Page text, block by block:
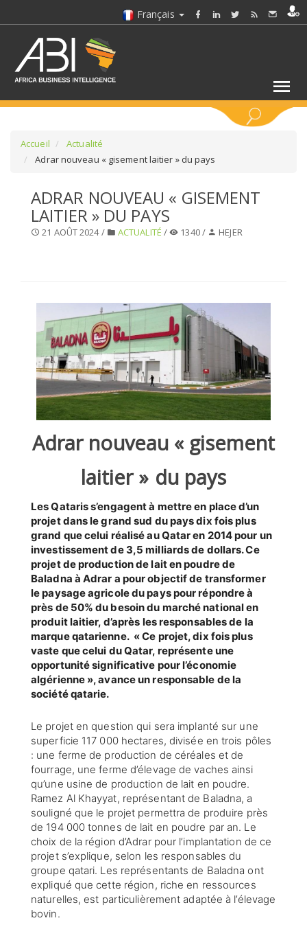
Français
SÉLECTIONNEZ UN DOSSIER
SÉLECTIONNEZ UN/DES PAYS
Accueil
Actualité
Adrar nouveau « gisement laitier » du pays
ADRAR NOUVEAU « GISEMENT
LAITIER » DU PAYS
21 AOÛT 2024 / ACTUALITÉ / 1340 / HEJER
Adrar nouveau « gisement
laitier » du pays
Les Qataris s’engagent à mettre en place d’un
projet dans le grand sud du pays dix fois plus
grand que celui réalisé au Qatar en 2014 pour un
investissement de 3,5 milliards de dollars. Ce
projet de production de lait en poudre de
Baladna à Adrar a pour objectif de transformer
le paysage agricole du pays pour répondre à
près de 50% du besoin du marché national en
produit laitier, d’après les responsables de la
marque qatarienne. « Ce projet, dix fois plus
vaste que celui du Qatar, représente une
opportunité significative pour l’économie
algérienne », avance un responsable de la
société qatarie.
Le projet en question qui sera implanté sur une
superficie 117 000 hectares, divisée en trois pôles
: une ferme de production de céréales et de
fourrage, une ferme d’élevage de vaches ainsi
qu’une usine de production de lait en poudre.
Ramez Al Khayyat, représentant de Baladna, a
souligné que le projet permettra de produire près
de 194 000 tonnes de lait en poudre par an. Le
choix de la région d’Adrar pour l’implantation de ce
projet s’explique, selon les responsables du
groupe qatari. Les représentants de Baladna ont
expliqué que cette région, riche en ressources
naturelles, est particulièrement adaptée à l’élevage
bovin.